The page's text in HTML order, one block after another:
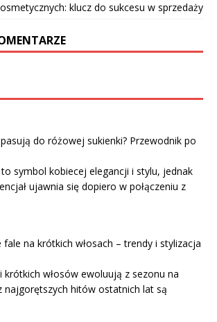
klucz do sukcesu w sprzedaży
pasują do różowej sukienki? Przewodnik po
symbol kobiecej elegancji i stylu, jednak
ujawnia się dopiero w połączeniu z
fale na krótkich włosach – trendy i stylizacja
krótkich włosów ewoluują z sezonu na
najgorętszych hitów ostatnich lat są